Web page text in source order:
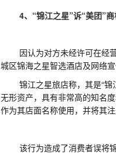
4、 “锦江之星”诉“美团”
因认为对方未经许可在经
城区锦海之星智选酒店及网络
锦江之星旅店称，其是“锦
无形资产，具有非常高的知名
作为其店面名称使用，并将其注
该行为造成了消费者误将